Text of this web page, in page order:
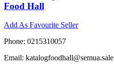
Food Hall
Add As Favourite Seller
Phone: 0215310057
Email: katalogfoodhall@semua.sale